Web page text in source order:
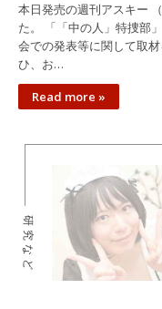
本日発売の週刊アスキー
た。 「「中の人」特捜部
会での発表等に関して取
ひ、お…
Read more »
研究など